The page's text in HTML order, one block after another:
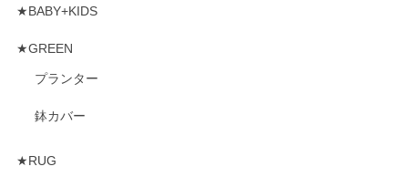
★BABY+KIDS
★GREEN
プランター
鉢カバー
★RUG